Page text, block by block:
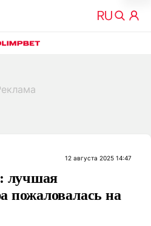
12 августа 2025 14:47
лучшая
пожаловалась на